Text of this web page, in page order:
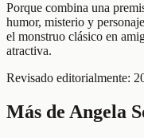
Porque combina una
humor, misterio y
el monstruo clásico en
atractiva.
Revisado editorialmente:
Más de Angela